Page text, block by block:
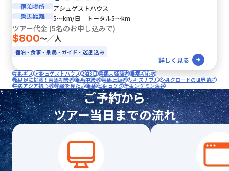
宿泊場所
アシュゲストハウス
乗馬距離
5〜km/日 トータル5〜km
ツアー代金 (5名のお申し込みで)
$800〜／人
宿泊・食事・乗馬・ガイド・送迎 込み
詳しく見る
キルギスアシュゲストハウス2泊3日乗馬未経験者乗馬初心者
駆け足に挑戦！乗馬初級者乗馬中級者乗馬上級者リーズナブルシルクロードの世界遺産
中央アジア初心者絶景を見たい乗馬ビシュケクチョンケミン渓谷
ご予約から
ツアー当日までの流れ